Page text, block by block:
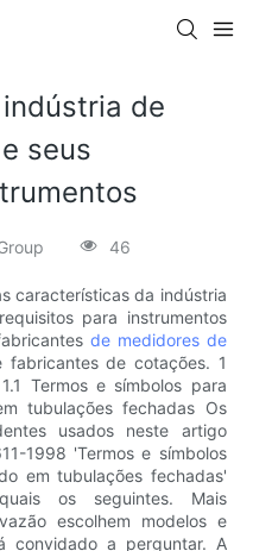
de
seus
46
características da indústria
para instrumentos
de medidores de
de cotações. 1
Termos e símbolos para
tubulações fechadas Os
usados ​​neste artigo
1998 'Termos e símbolos
em tubulações fechadas'
os seguintes. Mais
escolhem modelos e
convidado a perguntar. A